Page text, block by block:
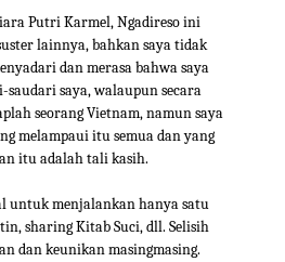
Putri Karmel, Ngadireso ini
lainnya, bahkan saya tidak
dan merasa bahwa saya
saudari saya, walaupun secara
seorang Vietnam, namun saya
melampaui itu semua dan yang
itu adalah tali kasih.
untuk menjalankan hanya satu
sharing Kitab Suci, dll. Selisih
dan keunikan masingmasing.